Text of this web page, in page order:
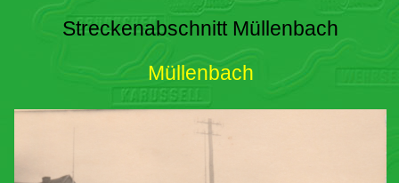
Streckenabschnitt Müllenbach
Müllenbach